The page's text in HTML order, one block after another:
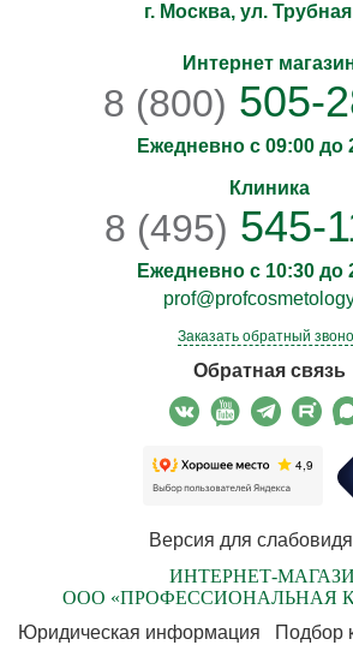
г. Москва, ул.
Интернет
8 (800) 505-
Ежедневно с 09:00 до
Клиника
8 (495) 545-
Ежедневно с 10:30 до
Заказать обратный
Обратная связь
Версия для
ИНТЕРНЕТ-
ООО «ПРОФЕССИОНАЛЬНАЯ
Юридическая информация
Подбор